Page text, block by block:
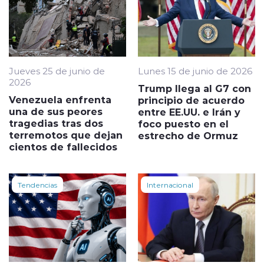
Jueves 25 de junio de
2026
Venezuela enfrenta
una de sus peores
tragedias tras dos
terremotos que dejan
cientos de fallecidos
Lunes 15 de junio de 2026
Trump llega al G7 con
principio de acuerdo
entre EE.UU. e Irán y
foco puesto en el
estrecho de Ormuz
Tendencias Internacional